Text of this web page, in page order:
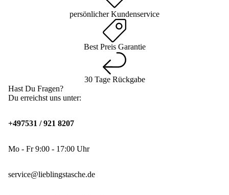
persönlicher Kundenservice
Best Preis Garantie
30 Tage Rückgabe
Hast Du Fragen?
Du erreichst uns unter:
+497531 / 921 8207
Mo - Fr 9:00 - 17:00 Uhr
service@lieblingstasche.de